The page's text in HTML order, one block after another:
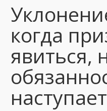
когда
явиться,